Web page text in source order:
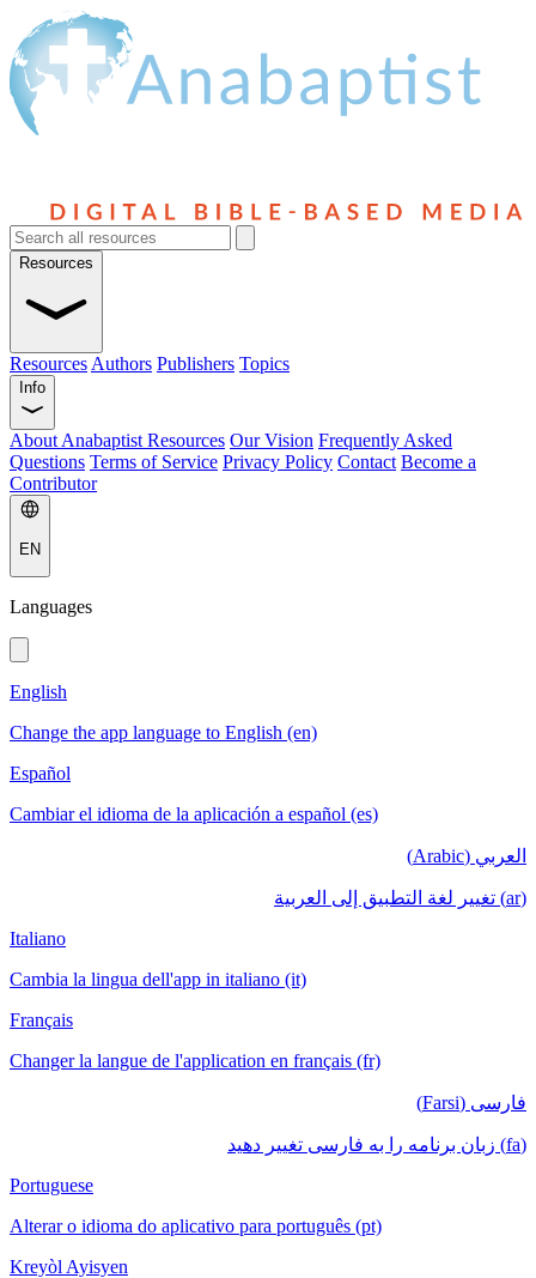
Resources
Resources Authors Publishers Topics
Info
About Anabaptist Resources Our Vision Frequently Asked
Questions Terms of Service Privacy Policy Contact Become a
Contributor
EN
Languages
English
Change the app language to English (en)
Español
Cambiar el idioma de la aplicación a español (es)
العربي (Arabic)
(ar) تغيير لغة التطبيق إلى العربية
Italiano
Cambia la lingua dell'app in italiano (it)
Français
Changer la langue de l'application en français (fr)
فارسی (Farsi)
(fa) زبان برنامه را به فارسی تغییر دهید
Portuguese
Alterar o idioma do aplicativo para português (pt)
Kreyòl Ayisyen